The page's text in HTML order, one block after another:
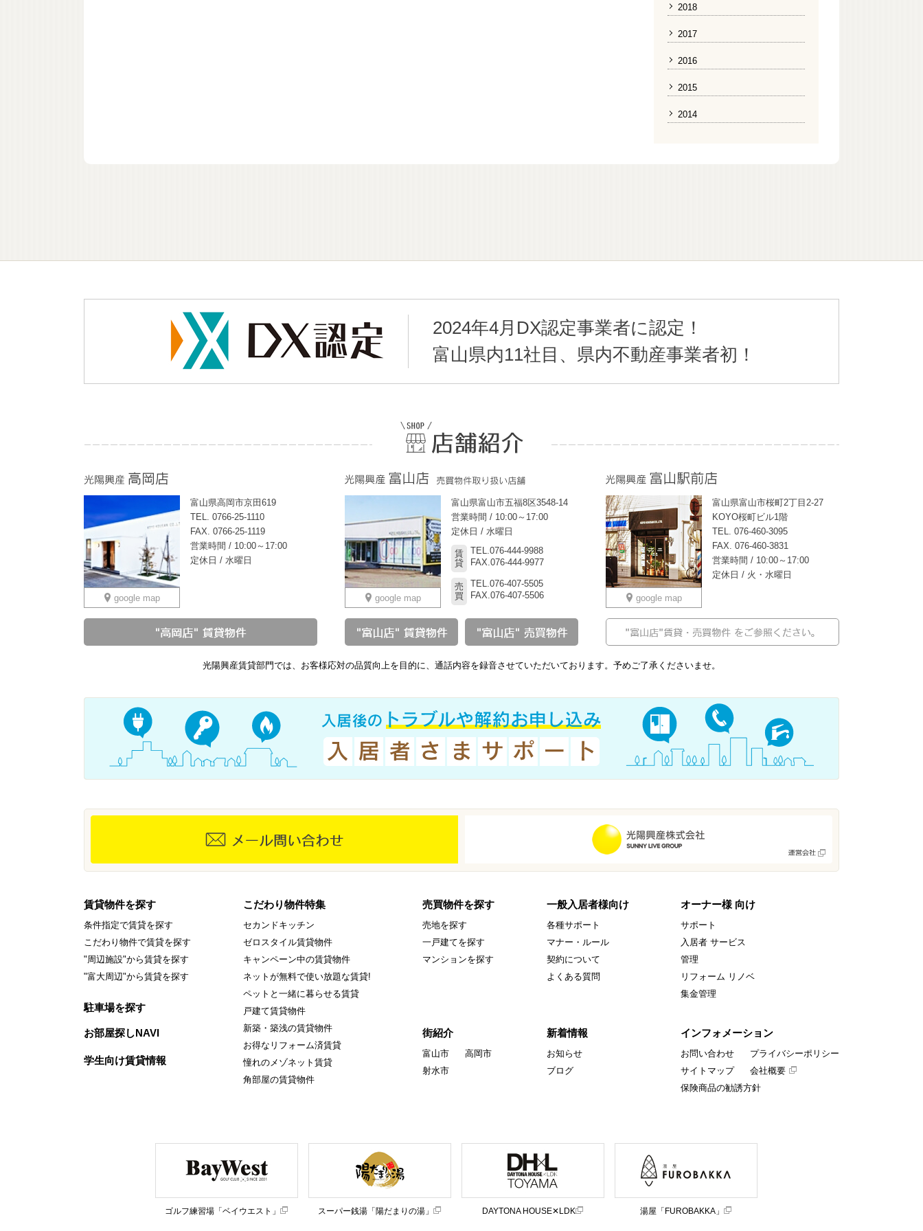
2018
2017
2016
2015
2014
2024年4月DX認定事業者に認定！
富山県内11社目、県内不動産事業者初！
google map
富山県高岡市京田619
TEL. 0766-25-1110
FAX. 0766-25-1119
営業時間 / 10:00～17:00
定休日 / 水曜日
google map
富山県富山市五福8区3548-14
営業時間 / 10:00～17:00
定休日 / 水曜日
賃
貸
TEL.076-444-9988
FAX.076-444-9977
売
買
TEL.076-407-5505
FAX.076-407-5506
google map
富山県富山市桜町2丁目2-27
KOYO桜町ビル1階
TEL. 076-460-3095
FAX. 076-460-3831
営業時間 / 10:00～17:00
定休日 / 火・水曜日
光陽興産賃貸部門では、お客様応対の品質向上を目的に、通話内容を録音させていただいております。予めご了承くださいませ。
賃貸物件を探す
条件指定で賃貸を探す
こだわり物件で賃貸を探す
"周辺施設"から賃貸を探す
"富大周辺"から賃貸を探す
駐車場を探す
お部屋探しNAVI
学生向け賃貸情報
こだわり物件特集
セカンドキッチン
ゼロスタイル賃貸物件
キャンペーン中の賃貸物件
ネットが無料で使い放題な賃貸!
ペットと一緒に暮らせる賃貸
戸建て賃貸物件
新築・築浅の賃貸物件
お得なリフォーム済賃貸
憧れのメゾネット賃貸
角部屋の賃貸物件
売買物件を探す
売地を探す
一戸建てを探す
マンションを探す
街紹介
富山市
射水市
高岡市
一般入居者様向け
各種サポート
マナー・ルール
契約について
よくある質問
新着情報
お知らせ
ブログ
オーナー様 向け
サポート
入居者 サービス
管理
リフォーム リノベ
集金管理
インフォメーション
お問い合わせ
サイトマップ
プライバシーポリシー
会社概要
保険商品の勧誘方針
ゴルフ練習場「ベイウエスト」 スーパー銭湯「陽だまりの湯」 DAYTONA HOUSE✕LDK 湯屋「FUROBAKKA」